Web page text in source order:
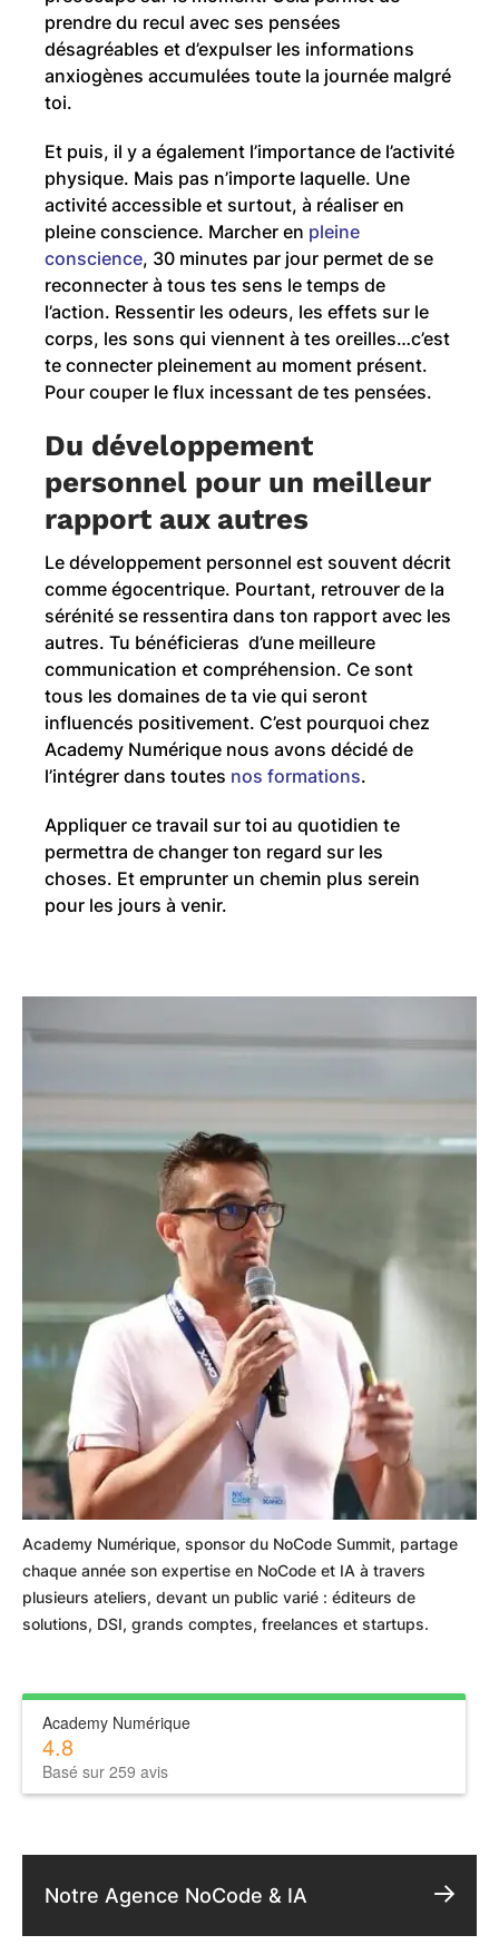
prendre du recul avec ses pensées
désagréables et d’expulser les informations
anxiogènes accumulées toute la journée malgré
toi.
Et puis, il y a également l’importance de l’activité
physique. Mais pas n’importe laquelle. Une
activité accessible et surtout, à réaliser en
pleine conscience. Marcher en pleine
conscience, 30 minutes par jour permet de se
reconnecter à tous tes sens le temps de
l’action. Ressentir les odeurs, les effets sur le
corps, les sons qui viennent à tes oreilles…c’est
te connecter pleinement au moment présent.
Pour couper le flux incessant de tes pensées.
Du développement
personnel pour un meilleur
rapport aux autres
Le développement personnel est souvent décrit
comme égocentrique. Pourtant, retrouver de la
sérénité se ressentira dans ton rapport avec les
autres. Tu bénéficieras d’une meilleure
communication et compréhension. Ce sont
tous les domaines de ta vie qui seront
influencés positivement. C’est pourquoi chez
Academy Numérique nous avons décidé de
l’intégrer dans toutes nos formations.
Appliquer ce travail sur toi au quotidien te
permettra de changer ton regard sur les
choses. Et emprunter un chemin plus serein
pour les jours à venir.
Academy Numérique, sponsor du NoCode Summit, partage
chaque année son expertise en NoCode et IA à travers
plusieurs ateliers, devant un public varié : éditeurs de
solutions, DSI, grands comptes, freelances et startups.
Academy Numérique
4.8
Basé sur 259 avis
Notre Agence NoCode & IA